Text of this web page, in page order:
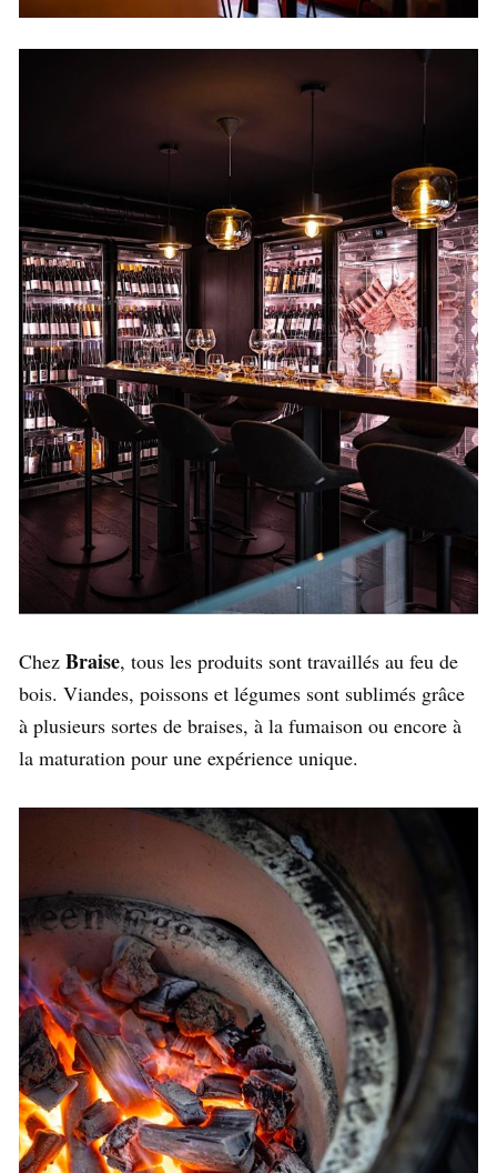
Chez Braise, tous les produits sont travaillés au feu de
bois. Viandes, poissons et légumes sont sublimés grâce
à plusieurs sortes de braises, à la fumaison ou encore à
la maturation pour une expérience unique.